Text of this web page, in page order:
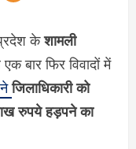
केशामली
बार फिर विवादों में
नेजिलाधिकारी को
रुपये हड़पने का